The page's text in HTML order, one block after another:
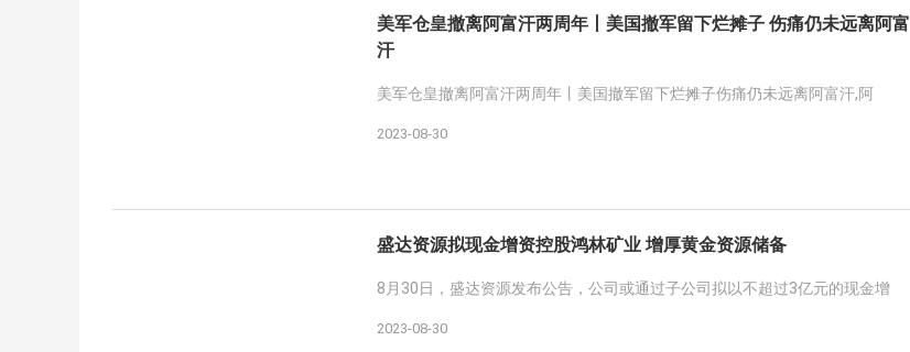
美军仓皇撤离阿富汗两周年丨美国撤军留下烂摊子 伤痛仍未远离阿富
汗
美军仓皇撤离阿富汗两周年丨美国撤军留下烂摊子伤痛仍未远离阿富汗,阿
2023-08-30
盛达资源拟现金增资控股鸿林矿业 增厚黄金资源储备
8月30日，盛达资源发布公告，公司或通过子公司拟以不超过3亿元的现金增
2023-08-30